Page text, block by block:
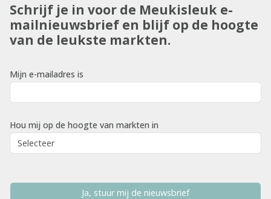
Schrijf je in voor de Meukisleuk e-
mailnieuwsbrief en blijf op de hoogte
van de leukste markten.
Mijn e-mailadres is
Hou mij op de hoogte van markten in
Ja, stuur mij de nieuwsbrief